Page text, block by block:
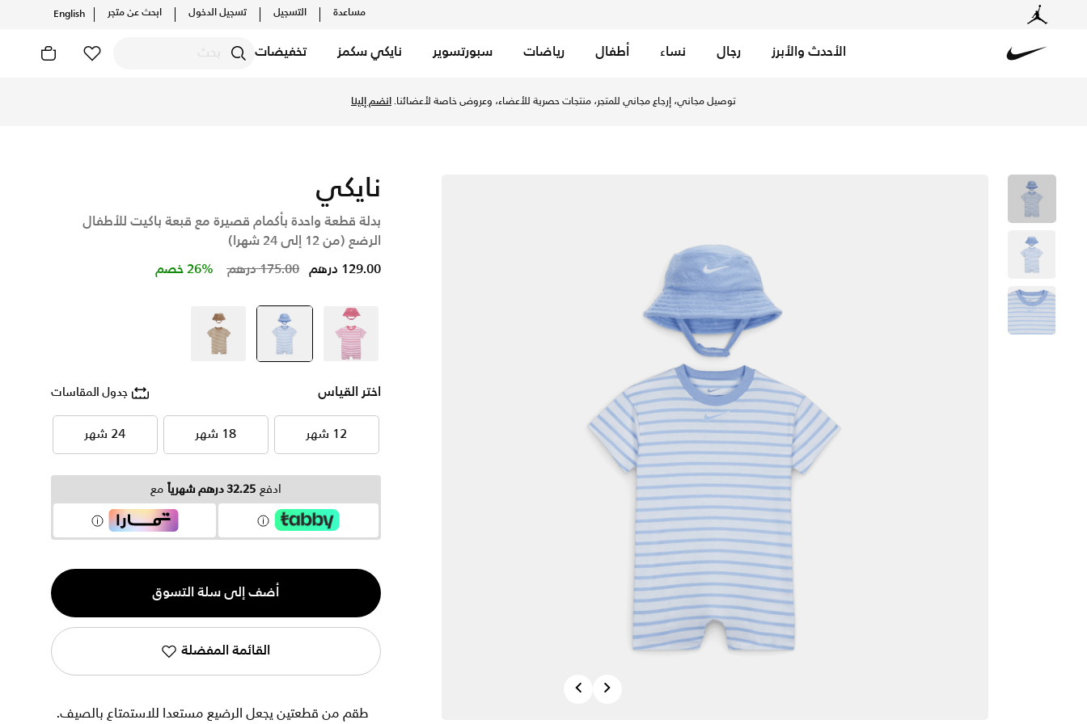
مساعدة التسجيل تسجيل الدخول ابحث عن متجر English
الأحدث والأبرز رجال نساء أطفال رياضات سبورتسوير نايكي سكمز تخفيضات
توصيل مجاني، إرجاع مجاني للمتجر، منتجات حصرية للأعضاء، وعروض خاصة لأعضائنا.انضم إلينا
Next
نايكي
بدلة قطعة واحدة بأكمام قصيرة مع قبعة باكيت للأطفال
الرضع (من 12 إلى 24 شهرا)
Price reduced from
175.00 درهم to 129.00 درهم 26% خصم
وردي selected
أزرق بنى
اختر القياس جدول المقاسات
12 شهر 12 شهر 18 شهر 18 شهر 24 شهر 24 شهر
ادفع 32.25 درهم شهرياً مع
الكمية
1
أضف إلى سلة التسوق
القائمة المفضلة
طقم من قطعتين يجعل الرضيع مستعدا للاستمتاع بالصيف.